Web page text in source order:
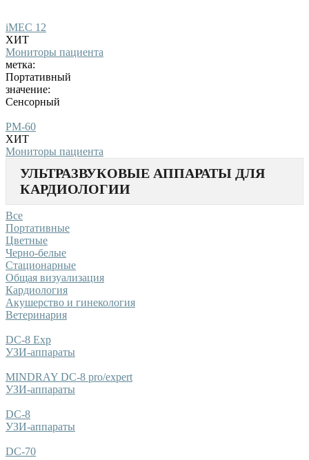
iMEC 12
ХИТ
Мониторы пациента
метка:
Портативный
значение:
Сенсорный
PM-60
ХИТ
Мониторы пациента
УЛЬТРАЗВУКОВЫЕ АППАРАТЫ ДЛЯ
КАРДИОЛОГИИ
Все
Портативные
Цветные
Черно-белые
Стационарные
Общая визуализация
Кардиология
Акушерство и гинекология
Ветеринария
DC-8 Exp
УЗИ-аппараты
MINDRAY DC-8 pro/expert
УЗИ-аппараты
DC-8
УЗИ-аппараты
DC-70